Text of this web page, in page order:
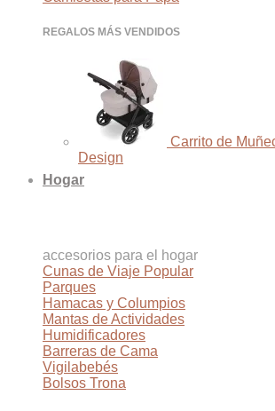
REGALOS MÁS VENDIDOS
Carrito de
Design
Hogar
accesorios para el hogar
Cunas de Viaje
Parques
Hamacas y Columpios
Mantas de Actividades
Humidificadores
Barreras de Cama
Vigilabebés
Bolsos Trona